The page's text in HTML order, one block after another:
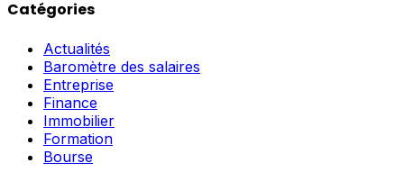
Catégories
Actualités
Baromètre des salaires
Entreprise
Finance
Immobilier
Formation
Bourse